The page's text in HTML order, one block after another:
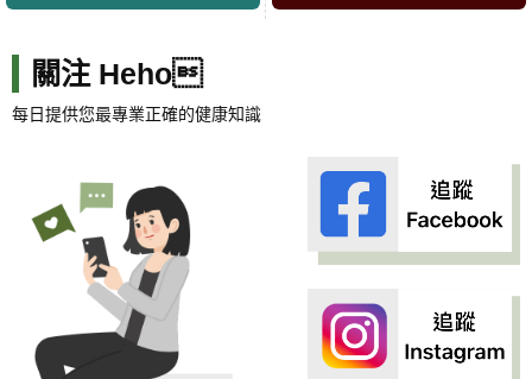
關注 Heho
每日提供您最專業正確的健康知識